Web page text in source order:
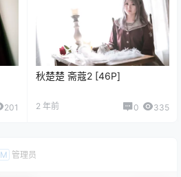
201
秋楚楚 斋蔻2 [46P]
2 年前 0 335
M 管理员